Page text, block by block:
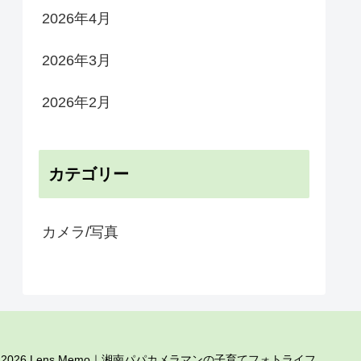
2026年4月
2026年3月
2026年2月
カテゴリー
カメラ/写真